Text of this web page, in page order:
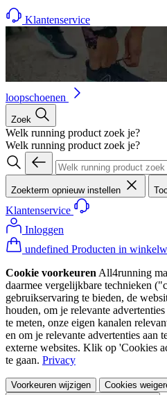
Klantenservice
loopschoenen
Zoek
Welk running product zoek je?
Welk running product zoek je?
Zoekterm opnieuw instellen
Klantenservice
Inloggen
undefined Producten in
Cookie voorkeuren All4running
daarmee vergelijkbare technieken
gebruikservaring te bieden, de
houden, om je relevante
te meten, onze eigen kanalen
en om je relevante advertenties aan
externe websites. Klik op 'Cookies
te gaan. Privacy
Voorkeuren wijzigen Cookies